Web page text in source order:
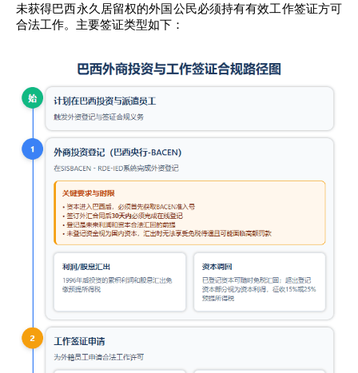
未获得巴西永久居留权的外国公民必须持有有效工作签证方可
合法工作。主要签证类型如下：